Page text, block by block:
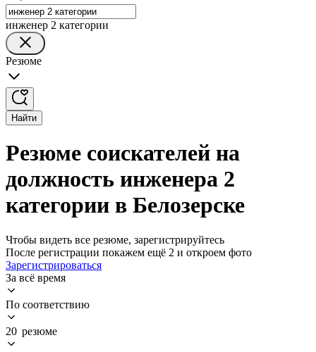
инженер 2 категории
Резюме
Найти
Резюме соискателей на
должность инженера 2
категории в Белозерске
Чтобы видеть все резюме, зарегистрируйтесь
После регистрации покажем ещё 2 и откроем фото
Зарегистрироваться
За всё время
По соответствию
20 резюме